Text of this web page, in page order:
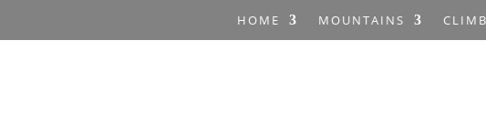
HOME MOUNTAINS